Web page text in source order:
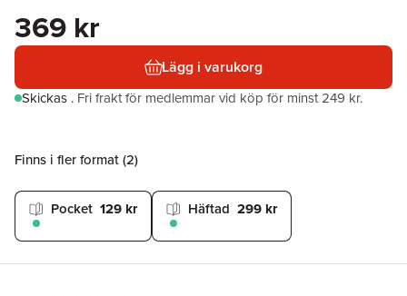
369 kr
Lägg i varukorg
Skickas . Fri frakt för medlemmar vid köp för minst 249 kr.
Finns i fler format (2)
Pocket 129 kr Häftad 299 kr